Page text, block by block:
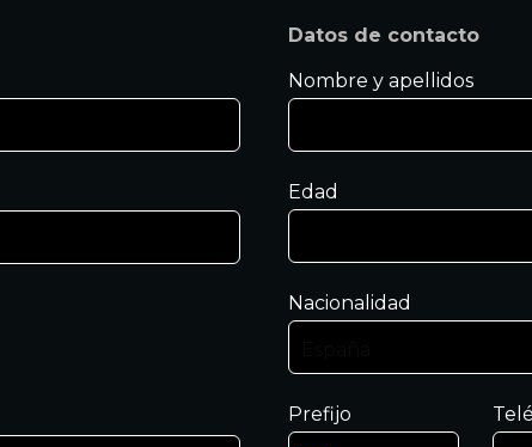
Datos de contacto
Nombre y apellidos
Edad
Nacionalidad
Prefijo